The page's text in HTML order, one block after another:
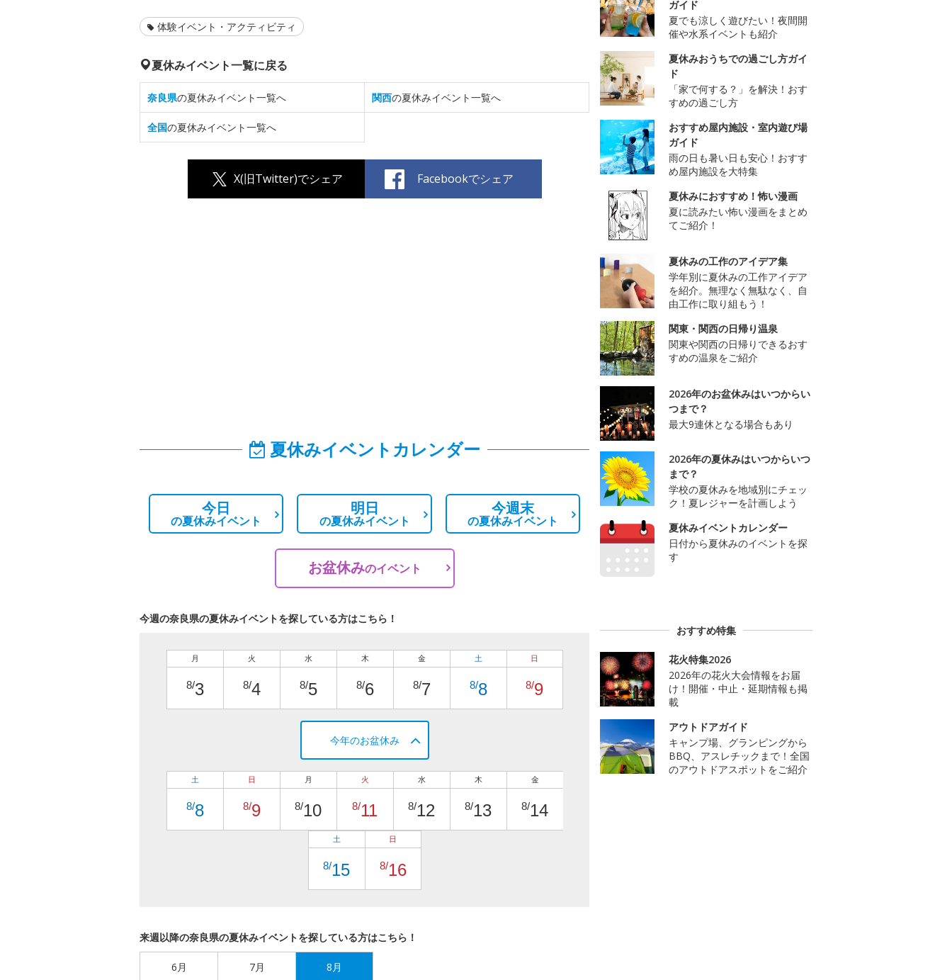
体験イベント・アクティビティ
夏休みイベント一覧に戻る
奈良県の夏休みイベント一覧へ 関西の夏休みイベント一覧へ
全国の夏休みイベント一覧へ
X(旧Twitter)でシェア Facebookでシェア
夏休みイベントカレンダー
今日
の夏休みイベント
明日
の夏休みイベント
今週末
の夏休みイベント
お盆休みのイベント
今週の奈良県の夏休みイベントを探している方はこちら！
月
8/3
火
8/4
水
8/5
木
8/6
金
8/7
土
8/8
日
8/9
今年のお盆休み
土
8/8
日
8/9
月
8/10
火
8/11
水
8/12
木
8/13
金
8/14
土
8/15
日
8/16
来週以降の奈良県の夏休みイベントを探している方はこちら！
6月 7月 8月
ガイド
夏でも涼しく遊びたい！夜間開
催や水系イベントも紹介
夏休みおうちでの過ごし方ガイ
ド
「家で何する？」を解決！おす
すめの過ごし方
おすすめ屋内施設・室内遊び場
ガイド
雨の日も暑い日も安心！おすす
め屋内施設を大特集
夏休みにおすすめ！怖い漫画
夏に読みたい怖い漫画をまとめ
てご紹介！
夏休みの工作のアイデア集
学年別に夏休みの工作アイデア
を紹介。無理なく無駄なく、自
由工作に取り組もう！
関東・関西の日帰り温泉
関東や関西の日帰りできるおす
すめの温泉をご紹介
2026年のお盆休みはいつからい
つまで？
最大9連休となる場合もあり
2026年の夏休みはいつからいつ
まで？
学校の夏休みを地域別にチェッ
ク！夏レジャーを計画しよう
夏休みイベントカレンダー
日付から夏休みのイベントを探
す
おすすめ特集
花火特集2026
2026年の花火大会情報をお届
け！開催・中止・延期情報も掲
載
アウトドアガイド
キャンプ場、グランピングから
BBQ、アスレチックまで！全国
のアウトドアスポットをご紹介